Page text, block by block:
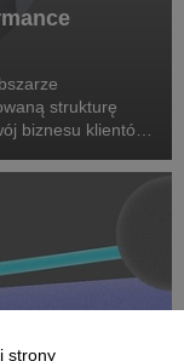
strukturę
biznesu klientów
jako H...
strony